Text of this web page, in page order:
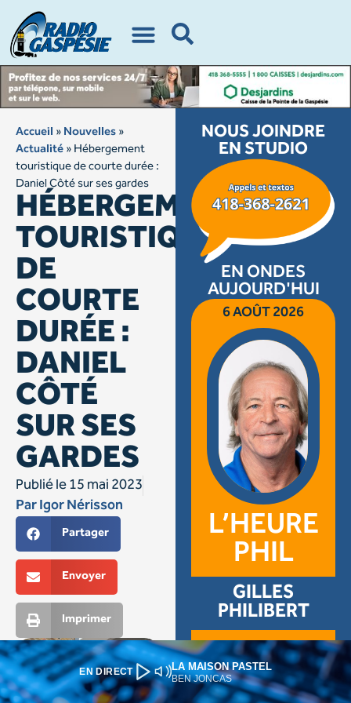
EN DIRECT LA MAISON PASTEL
BEN JONCAS